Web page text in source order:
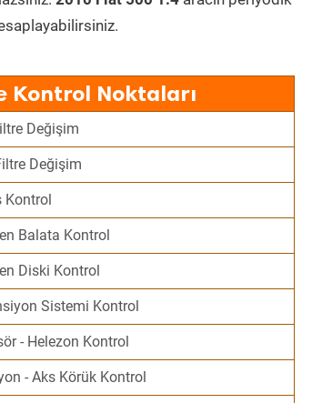
Kontrol Noktaları
Değişim
Değişim
Kontrol
Balata Kontrol
Diski Kontrol
Sistemi Kontrol
- Helezon Kontrol
- Aks Körük Kontrol